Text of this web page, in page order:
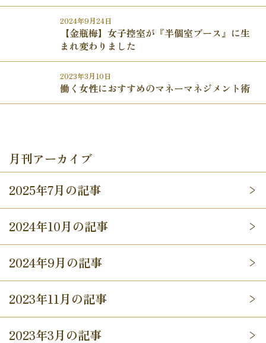
2024年9月24日
【金瓶梅】女子控室が『半個室ブース』に生
まれ変わりました
2023年3月10日
働く女性におすすめのマネーマネジメント術
月刊アーカイブ
2025年7月の記事
2024年10月の記事
2024年9月の記事
2023年11月の記事
2023年3月の記事